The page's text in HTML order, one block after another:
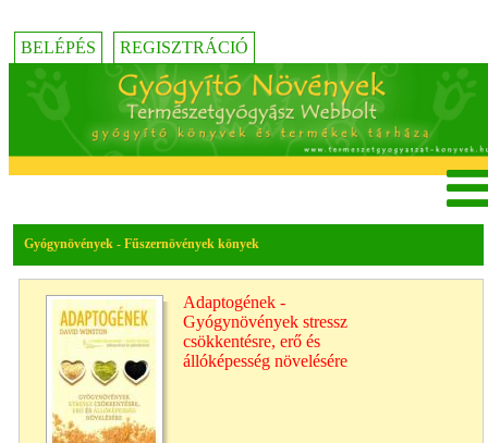
BELÉPÉS REGISZTRÁCIÓ
Gyógynövények - Fűszernövények könyek
Adaptogének -
Gyógynövények stressz
csökkentésre, erő és
állóképesség növelésére